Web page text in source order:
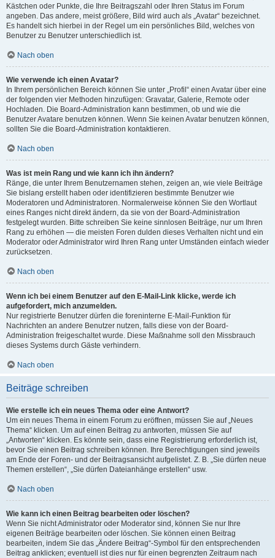
Kästchen oder Punkte, die Ihre Beitragszahl oder Ihren Status im Forum
angeben. Das andere, meist größere, Bild wird auch als „Avatar“ bezeichnet.
Es handelt sich hierbei in der Regel um ein persönliches Bild, welches von
Benutzer zu Benutzer unterschiedlich ist.
Nach oben
Wie verwende ich einen Avatar?
In Ihrem persönlichen Bereich können Sie unter „Profil“ einen Avatar über eine
der folgenden vier Methoden hinzufügen: Gravatar, Galerie, Remote oder
Hochladen. Die Board-Administration kann bestimmen, ob und wie die
Benutzer Avatare benutzen können. Wenn Sie keinen Avatar benutzen können,
sollten Sie die Board-Administration kontaktieren.
Nach oben
Was ist mein Rang und wie kann ich ihn ändern?
Ränge, die unter Ihrem Benutzernamen stehen, zeigen an, wie viele Beiträge
Sie bislang erstellt haben oder identifizieren bestimmte Benutzer wie
Moderatoren und Administratoren. Normalerweise können Sie den Wortlaut
eines Ranges nicht direkt ändern, da sie von der Board-Administration
festgelegt wurden. Bitte schreiben Sie keine sinnlosen Beiträge, nur um Ihren
Rang zu erhöhen — die meisten Foren dulden dieses Verhalten nicht und ein
Moderator oder Administrator wird Ihren Rang unter Umständen einfach wieder
zurücksetzen.
Nach oben
Wenn ich bei einem Benutzer auf den E-Mail-Link klicke, werde ich
aufgefordert, mich anzumelden.
Nur registrierte Benutzer dürfen die foreninterne E-Mail-Funktion für
Nachrichten an andere Benutzer nutzen, falls diese von der Board-
Administration freigeschaltet wurde. Diese Maßnahme soll den Missbrauch
dieses Systems durch Gäste verhindern.
Nach oben
Beiträge schreiben
Wie erstelle ich ein neues Thema oder eine Antwort?
Um ein neues Thema in einem Forum zu eröffnen, müssen Sie auf „Neues
Thema“ klicken. Um auf einen Beitrag zu antworten, müssen Sie auf
„Antworten“ klicken. Es könnte sein, dass eine Registrierung erforderlich ist,
bevor Sie einen Beitrag schreiben können. Ihre Berechtigungen sind jeweils
am Ende der Foren- und der Beitragsansicht aufgelistet. Z. B. „Sie dürfen neue
Themen erstellen“, „Sie dürfen Dateianhänge erstellen“ usw.
Nach oben
Wie kann ich einen Beitrag bearbeiten oder löschen?
Wenn Sie nicht Administrator oder Moderator sind, können Sie nur Ihre
eigenen Beiträge bearbeiten oder löschen. Sie können einen Beitrag
bearbeiten, indem Sie das „Ändere Beitrag“-Symbol für den entsprechenden
Beitrag anklicken; eventuell ist dies nur für einen begrenzten Zeitraum nach